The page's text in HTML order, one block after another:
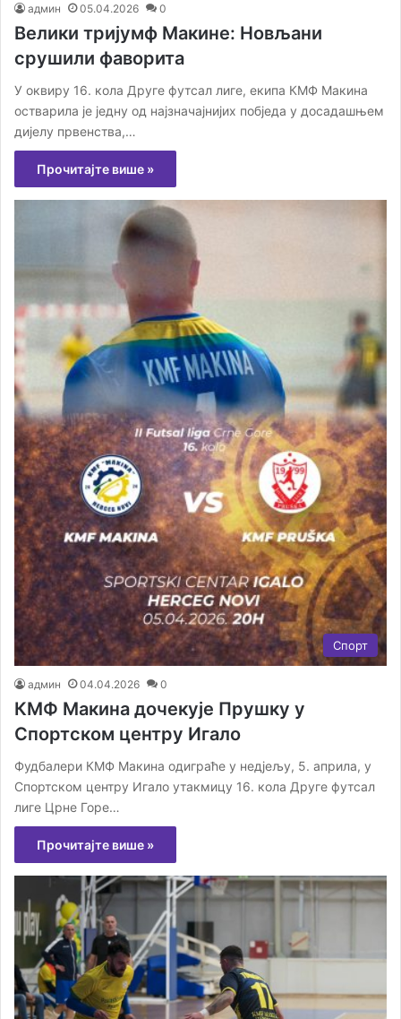
админ 05.04.2026 0
Велики тријумф Макине: Новљани
срушили фаворита
У оквиру 16. кола Друге футсал лиге, екипа КМФ Макина
остварила је једну од најзначајнијих побједа у досадашњем
дијелу првенства,…
Прочитајте више »
Спорт
админ 04.04.2026 0
КМФ Макина дочекује Прушку у
Спортском центру Игало
Фудбалери КМФ Макина одиграће у нед‌јељу, 5. априла, у
Спортском центру Игало утакмицу 16. кола Друге футсал
лиге Црне Горе…
Прочитајте више »